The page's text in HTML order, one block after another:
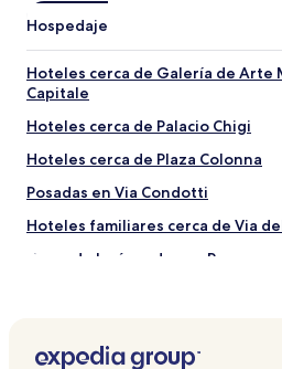
Hospedaje
Hoteles cerca de Galería de Arte
Capitale
Hoteles cerca de Palacio Chigi
Hoteles cerca de Plaza Colonna
Posadas en Via Condotti
Hoteles familiares cerca de Via
Casas de huéspedes en Roma
Posadas en Via XX Settembre